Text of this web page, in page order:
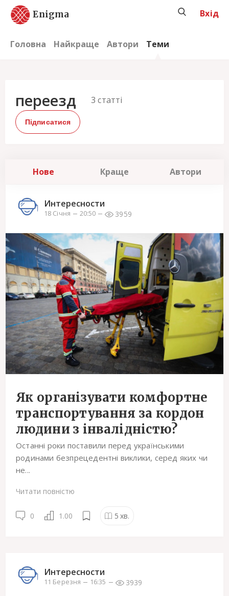
Enigma
Головна Найкраще Автори Теми
Вхід
переезд 3 статті
Підписатися
Нове Краще Автори
Интересности
18 Січня 20:50 3959
Як організувати комфортне
транспортування за кордон
людини з інвалідністю?
Останні роки поставили перед українськими
родинами безпрецедентні виклики, серед яких чи
не...
Читати повністю
0 1.00 5 хв.
Интересности
11 Березня 16:35 3939